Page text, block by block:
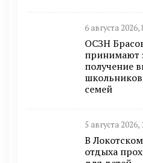
6 августа 2026,
ОСЗН
принимают
получение
семей
5 августа 2026,
В
отдыха